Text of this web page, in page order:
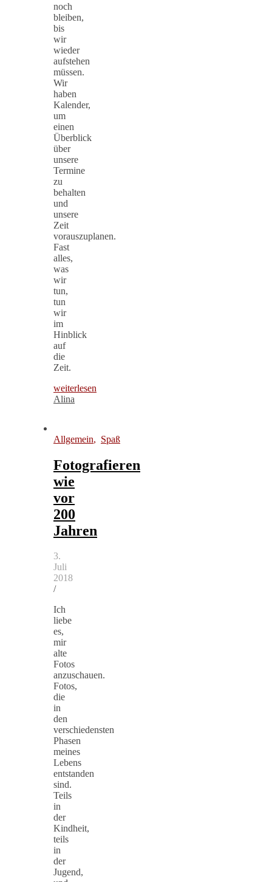
noch
bleiben,
bis
wir
wieder
aufstehen
müssen.
Wir
haben
Kalender,
um
einen
Überblick
über
unsere
Termine
zu
behalten
und
unsere
Zeit
vorauszuplanen.
Fast
alles,
was
wir
tun,
tun
wir
im
Hinblick
auf
die
Zeit.
weiterlesen
Alina
Allgemein, Spaß
Fotografieren
wie
vor
200
Jahren
3.
Juli
2018
/
Ich
liebe
es,
mir
alte
Fotos
anzuschauen.
Fotos,
die
in
den
verschiedensten
Phasen
meines
Lebens
entstanden
sind.
Teils
in
der
Kindheit,
teils
in
der
Jugend,